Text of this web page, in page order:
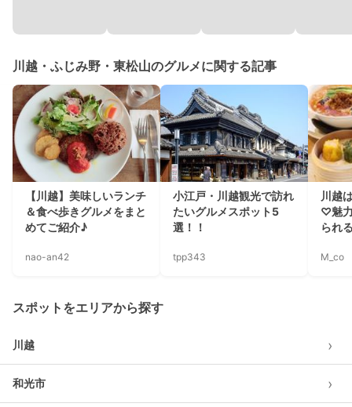
川越・ふじみ野・東松山のグルメに関する記事
【川越】美味しいランチ
＆食べ歩きグルメをまと
めてご紹介♪
nao-an42
小江戸・川越観光で訪れ
たいグルメスポット5
選！！
tpp343
川越
♡魅
られ
M_co
スポットをエリアから探す
川越 ›
和光市 ›